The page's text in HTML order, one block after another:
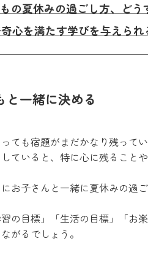
の夏休みの過ごし方、どう
心を満たす学びを与えられ
と一緒に決める
ても宿題がまだかなり残って
ていると、特に心に残ること
お子さんと一緒に夏休みの過
の目標」「生活の目標」「お
がるでしょう。